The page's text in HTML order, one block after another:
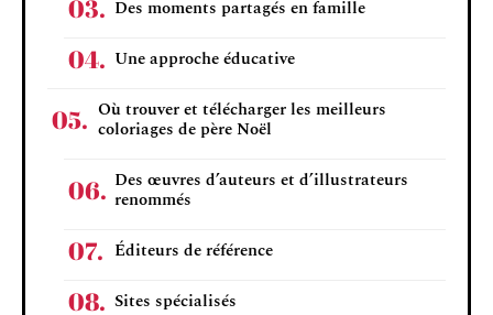
Des moments partagés en famille
Une approche éducative
Où trouver et télécharger les meilleurs
coloriages de père Noël
Des œuvres d’auteurs et d’illustrateurs
renommés
Éditeurs de référence
Sites spécialisés